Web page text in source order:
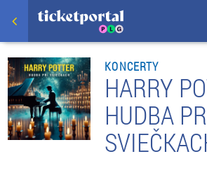
KONCERTY
HARRY
HUDBA